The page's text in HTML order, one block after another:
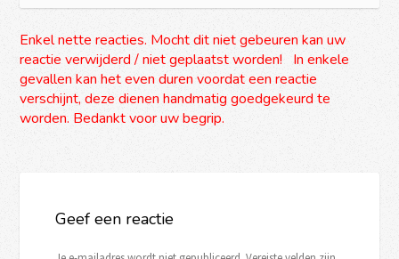
Enkel nette reacties. Mocht dit niet gebeuren kan uw
reactie verwijderd / niet geplaatst worden! In enkele
gevallen kan het even duren voordat een reactie
verschijnt, deze dienen handmatig goedgekeurd te
worden. Bedankt voor uw begrip.
Geef een reactie